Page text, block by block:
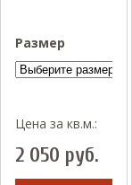
Размер
Цена за кв.м.:
2 050 руб.